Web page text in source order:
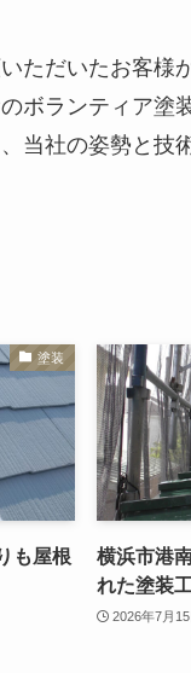
ただいたお客様
ボランティア塗
当社の姿勢と技
塗装
も屋根
横浜市港
れた塗装
2026年7月15